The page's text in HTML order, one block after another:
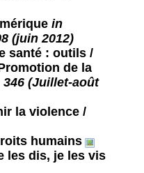
in
(juin 2012)
santé : outils /
de la
(Juillet-août
la violence /
humains
les dis, je les vis